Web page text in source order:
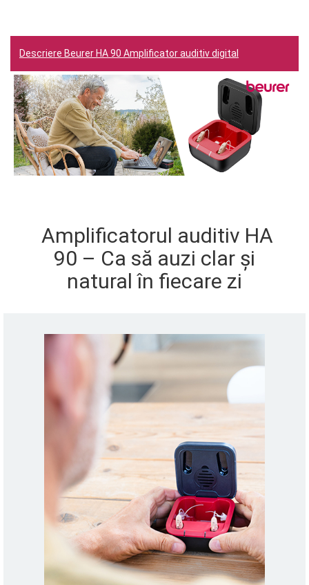
Descriere Beurer HA 90 Amplificator auditiv digital
Amplificatorul auditiv HA
90 – Ca să auzi clar și
natural în fiecare zi